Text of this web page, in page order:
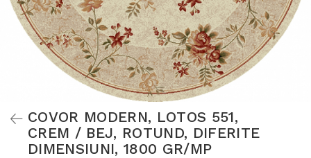
COVOR MODERN, LOTOS 551,
CREM / BEJ, ROTUND, DIFERITE
DIMENSIUNI, 1800 GR/MP